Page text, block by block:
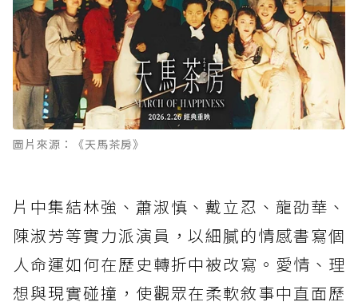
圖片來源：《天馬茶房》
片中集結林強、蕭淑慎、戴立忍、龍劭華、
陳淑芳等實力派演員，以細膩的情感書寫個
人命運如何在歷史轉折中被改寫。愛情、理
想與現實碰撞，使觀眾在柔軟敘事中直面歷